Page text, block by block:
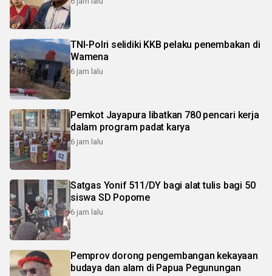
TNI-Polri selidiki KKB pelaku penembakan di
Wamena
6 jam lalu
Pemkot Jayapura libatkan 780 pencari kerja
dalam program padat karya
6 jam lalu
Satgas Yonif 511/DY bagi alat tulis bagi 50
siswa SD Popome
6 jam lalu
Pemprov dorong pengembangan kekayaan
budaya dan alam di Papua Pegunungan